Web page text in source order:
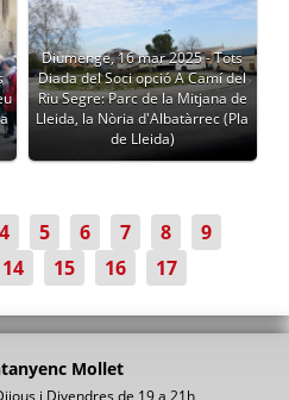
Diumenge, 16 mar 2025 - Tots
Diada del Soci opció A Camí del
Riu Segre: Parc de la Mitjana de
Lleida, la Nòria d'Albatàrrec (Pla
de Lleida)
4 5 6 7 8
9
14 15 16 17
Mollet
i Divendres de 19 a 21h